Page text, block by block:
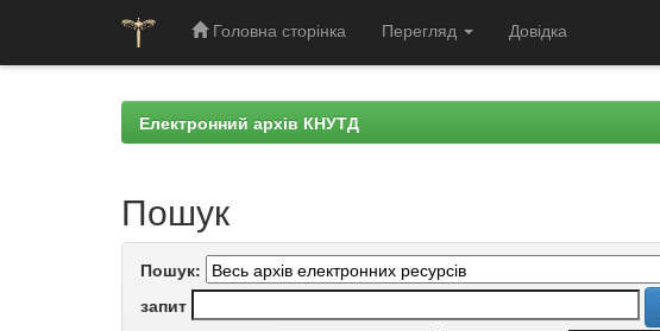
Головна сторінка Перегляд Довідка
Електронний архів КНУТД
Пошук
Пошук:
запит